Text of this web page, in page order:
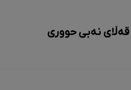
قەڵای نەبی حووری